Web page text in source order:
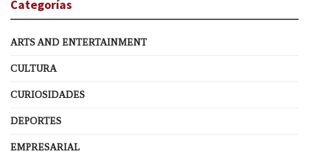
Categorías
ARTS AND ENTERTAINMENT
CULTURA
CURIOSIDADES
DEPORTES
EMPRESARIAL